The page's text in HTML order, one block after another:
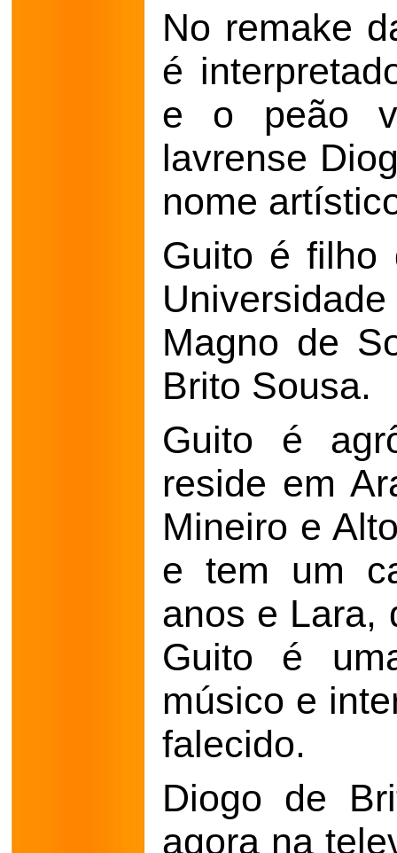
No remake
é
e o peão
lavrense
nome
Guito é filho
Magno de
Brito Sousa.
Guito é
reside em
Mineiro e
e tem um
anos e Lara,
Guito é
músico e
falecido.
Diogo de
agora na